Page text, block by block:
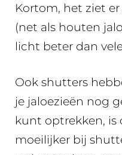
Kortom, het ziet
(net als houten
licht beter dan
Ook shutters
je jaloezieën nog
kunt optrekken,
moeilijker bij